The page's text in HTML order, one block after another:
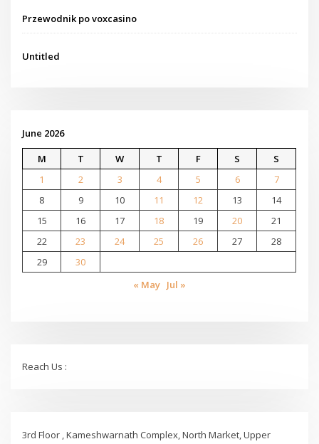
Przewodnik po voxcasino
Untitled
June 2026
M
T W T F S
S
1
2 3 4 5 6
7
8
9 10 11 12 13
14
15
16 17 18 19 20
21
22
23 24 25 26 27
28
29
30
« May Jul »
Reach Us :
3rd Floor , Kameshwarnath Complex, North Market, Upper